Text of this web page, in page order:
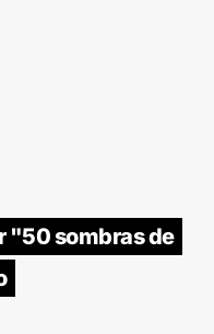
"50 sombras de